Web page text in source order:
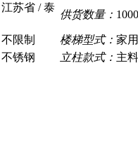
江苏省 / 泰
供货数量： 1000
不限制 楼梯型式： 家
不锈钢 立柱款式： 主